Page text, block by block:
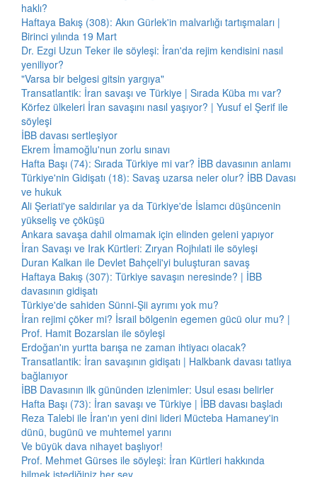
haklı?
Haftaya Bakış (308): Akın Gürlek'in malvarlığı tartışmaları |
Birinci yılında 19 Mart
Dr. Ezgi Uzun Teker ile söyleşi: İran'da rejim kendisini nasıl
yeniliyor?
"Varsa bir belgesi gitsin yargıya"
Transatlantik: İran savaşı ve Türkiye | Sırada Küba mı var?
Körfez ülkeleri İran savaşını nasıl yaşıyor? | Yusuf el Şerif ile
söyleşi
İBB davası sertleşiyor
Ekrem İmamoğlu'nun zorlu sınavı
Hafta Başı (74): Sırada Türkiye mi var? İBB davasının anlamı
Türkiye'nin Gidişatı (18): Savaş uzarsa neler olur? İBB Davası
ve hukuk
Ali Şeriati'ye saldırılar ya da Türkiye'de İslamcı düşüncenin
yükseliş ve çöküşü
Ankara savaşa dahil olmamak için elinden geleni yapıyor
İran Savaşı ve Irak Kürtleri: Zıryan Rojhılati ile söyleşi
Duran Kalkan ile Devlet Bahçeli'yi buluşturan savaş
Haftaya Bakış (307): Türkiye savaşın neresinde? | İBB
davasının gidişatı
Türkiye'de sahiden Sünni-Şii ayrımı yok mu?
İran rejimi çöker mi? İsrail bölgenin egemen gücü olur mu? |
Prof. Hamit Bozarslan ile söyleşi
Erdoğan'ın yurtta barışa ne zaman ihtiyacı olacak?
Transatlantik: İran savaşının gidişatı | Halkbank davası tatlıya
bağlanıyor
İBB Davasının ilk gününden izlenimler: Usul esası belirler
Hafta Başı (73): İran savaşı ve Türkiye | İBB davası başladı
Reza Talebi ile İran'ın yeni dini lideri Mücteba Hamaney'in
dünü, bugünü ve muhtemel yarını
Ve büyük dava nihayet başlıyor!
Prof. Mehmet Gürses ile söyleşi: İran Kürtleri hakkında
bilmek istediğiniz her şey